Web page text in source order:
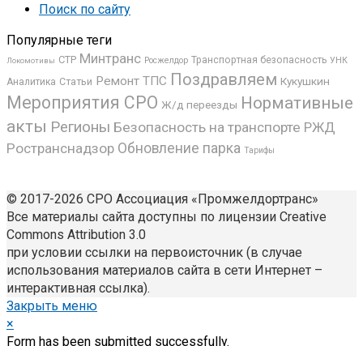
Поиск по сайту
Популярные теги
Локомотивы СТР Минтранс Росжелдор Транспортная безопасность УНК
Аналитика Статьи Ремонт ТПС Поздравляем Кукушкин
Мероприятия СРО Ж/д переезды Нормативные
акты Регионы Безопасность на транспорте РЖД
Ространснадзор Обновление парка Тарифы
© 2017-2026 СРО Ассоциация «Промжелдортранс»
Все материалы сайта доступны по лицензии Creative
Commons Attribution 3.0
при условии ссылки на первоисточник (в случае
использования материалов сайта в сети Интернет –
интерактивная ссылка).
Закрыть меню
×
Form has been submitted successfully.